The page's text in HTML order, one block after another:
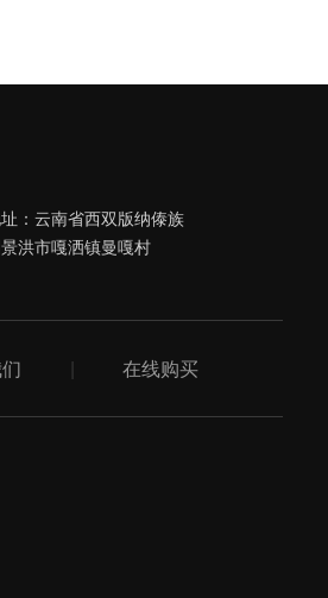
：云南省西双版纳傣族
洪市嘎洒镇曼嘎村
| 在线购买